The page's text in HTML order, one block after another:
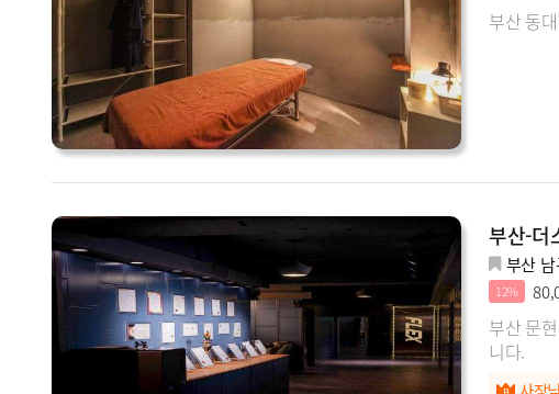
부산 동
부산-더
부산
12%
부산 문
니다.